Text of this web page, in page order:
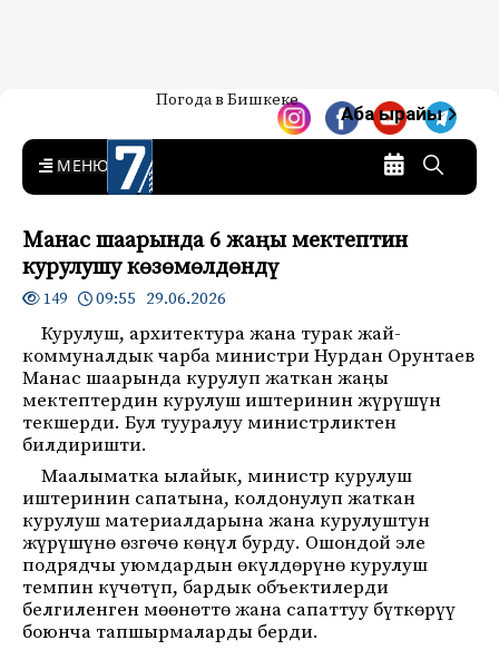
7-канал. Жаңылыктар —
Кыргызстан
Жаңылыктар — Кыргызстан
Погода в Бишкеке
Аба ырайы
MENU
Манас шаарында 6 жаңы мектептин
курулушу көзөмөлдөндү
149 09:55 29.06.2026
Курулуш, архитектура жана турак жай-
коммуналдык чарба министри Нурдан Орунтаев
Манас шаарында курулуп жаткан жаңы
мектептердин курулуш иштеринин жүрүшүн
текшерди. Бул тууралуу министрликтен
билдиришти.
Маалыматка ылайык, министр курулуш
иштеринин сапатына, колдонулуп жаткан
курулуш материалдарына жана курулуштун
жүрүшүнө өзгөчө көңүл бурду. Ошондой эле
подрядчы уюмдардын өкүлдөрүнө курулуш
темпин күчөтүп, бардык объектилерди
белгиленген мөөнөттө жана сапаттуу бүткөрүү
боюнча тапшырмаларды берди.